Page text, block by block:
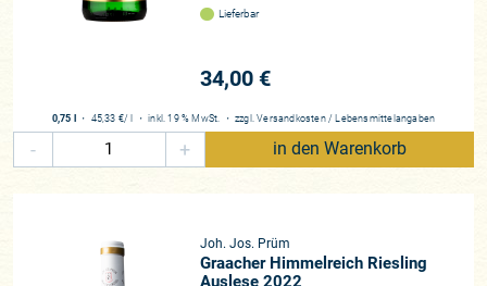
Lieferbar
34,00 €
0,75 l ・ 45,33 €/ l ・inkl. 19 % MwSt. ・ zzgl.Versandkosten / Lebensmittelangaben
- + in den Warenkorb
Joh. Jos. Prüm
Graacher Himmelreich Riesling
Auslese 2022